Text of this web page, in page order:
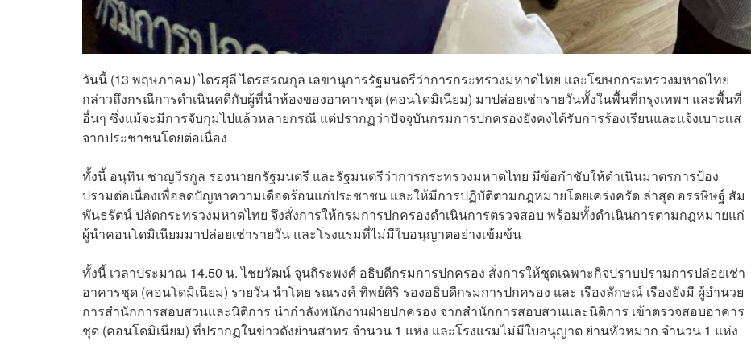
วันนี้ (13 พฤษภาคม) ไตรศุลี ไตรสรณกุล เลขานุการรัฐมนตรีว่าการกระทรวงมหาดไทย และโฆษกกระทรวงมหาดไทย
กล่าวถึงกรณีการดำเนินคดีกับผู้ที่นำห้องของอาคารชุด (คอนโดมิเนียม) มาปล่อยเช่ารายวันทั้งในพื้นที่กรุงเทพฯ และพื้นที่
อื่นๆ ซึ่งแม้จะมีการจับกุมไปแล้วหลายกรณี แต่ปรากฏว่าปัจจุบันกรมการปกครองยังคงได้รับการร้องเรียนและแจ้งเบาะเเส
จากประชาชนโดยต่อเนื่อง
ทั้งนี้ อนุทิน ชาญวีรกูล รองนายกรัฐมนตรี และรัฐมนตรีว่าการกระทรวงมหาดไทย มีข้อกำชับให้ดำเนินมาตรการป้อง
ปรามต่อเนื่องเพื่อลดปัญหาความเดือดร้อนแก่ประชาชน และให้มีการปฏิบัติตามกฎหมายโดยเคร่งครัด ล่าสุด อรรษิษฐ์ สัม
พันธรัตน์ ปลัดกระทรวงมหาดไทย จึงสั่งการให้กรมการปกครองดำเนินการตรวจสอบ พร้อมทั้งดำเนินการตามกฎหมายแก่
ผู้นำคอนโดมิเนียมมาปล่อยเช่ารายวัน และโรงแรมที่ไม่มีใบอนุญาตอย่างเข้มข้น
ทั้งนี้ เวลาประมาณ 14.50 น. ไชยวัฒน์ จุนถิระพงศ์ อธิบดีกรมการปกครอง สั่งการให้ชุดเฉพาะกิจปราบปรามการปล่อยเช่า
อาคารชุด (คอนโดมิเนียม) รายวัน นำโดย รณรงค์ ทิพย์ศิริ รองอธิบดีกรมการปกครอง และ เรืองลักษณ์ เรืองยังมี ผู้อำนวย
การสำนักการสอบสวนและนิติการ นำกำลังพนักงานฝ่ายปกครอง จากสำนักการสอบสวนและนิติการ เข้าตรวจสอบอาคาร
ชุด (คอนโดมิเนียม) ที่ปรากฏในข่าวดังย่านสาทร จำนวน 1 แห่ง และโรงแรมไม่มีใบอนุญาต ย่านหัวหมาก จำนวน 1 แห่ง